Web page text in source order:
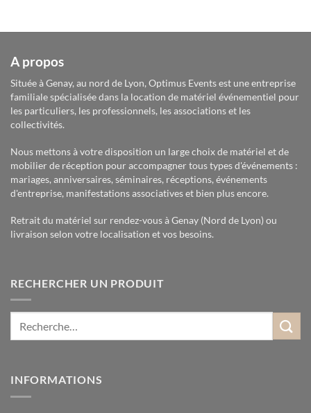
A propos
Située à Genay, au nord de Lyon, Optimus Events est une entreprise
familiale spécialisée dans la location de matériel événementiel pour
les particuliers, les professionnels, les associations et les
collectivités.
Nous mettons à votre disposition un large choix de matériel et de
mobilier de réception pour accompagner tous types d'événements :
mariages, anniversaires, séminaires, réceptions, événements
d'entreprise, manifestations associatives et bien plus encore.
Retrait du matériel sur rendez-vous à Genay (Nord de Lyon) ou
livraison selon votre localisation et vos besoins.
RECHERCHER UN PRODUIT
INFORMATIONS